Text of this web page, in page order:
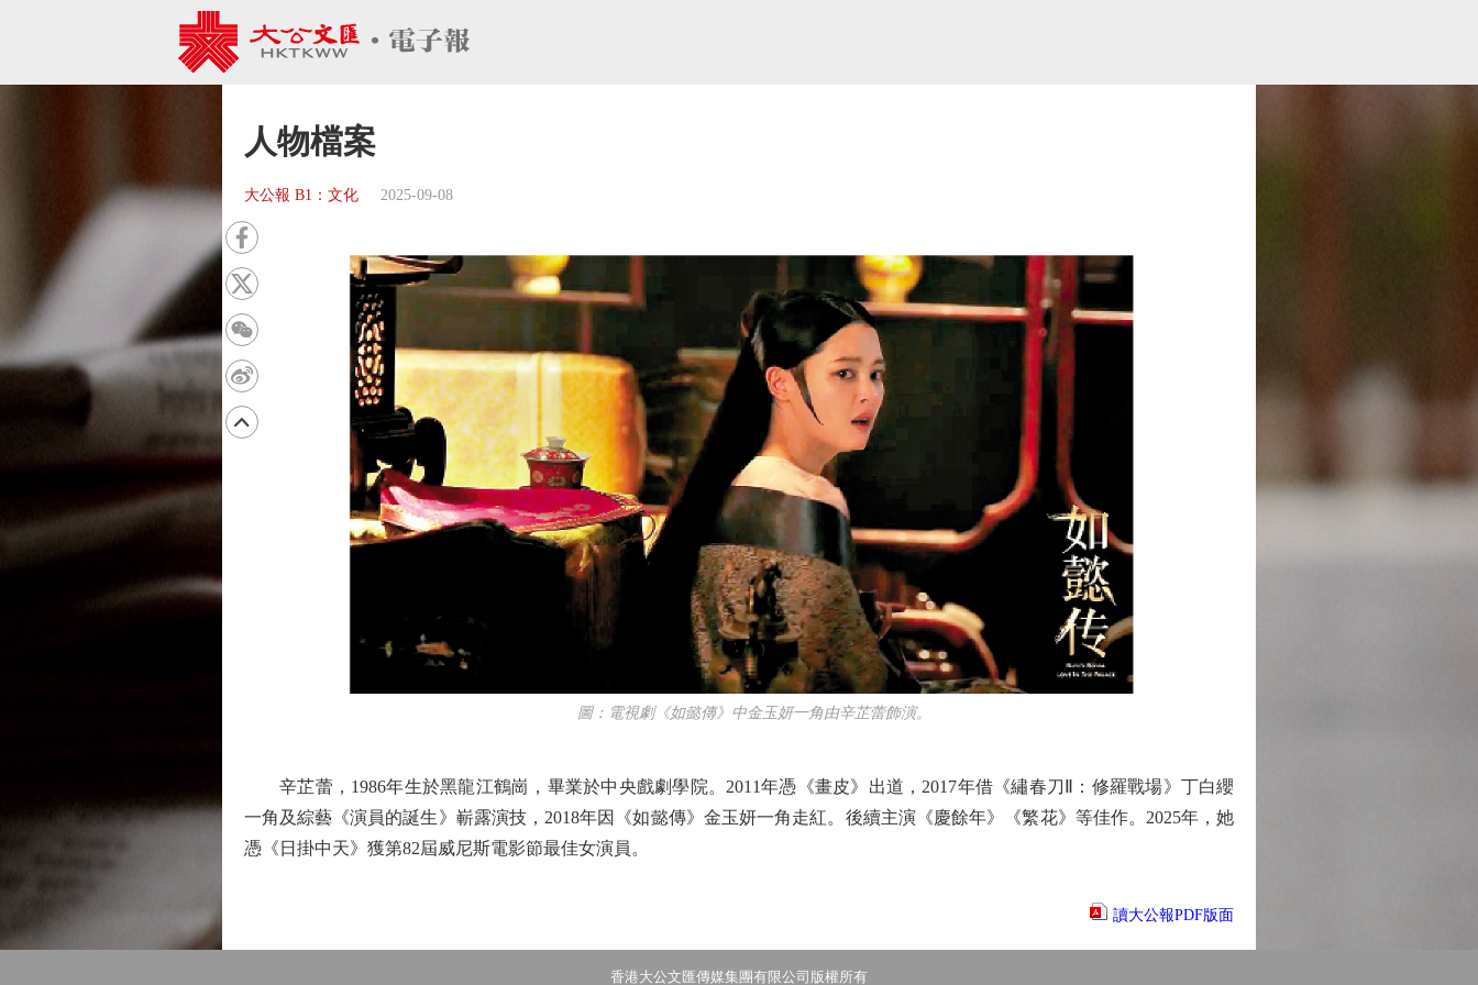
人物檔案
大公報 B1：文化 2025-09-08
圖：電視劇《如懿傳》中金玉妍一角由辛芷蕾飾演。
辛芷蕾，1986年生於黑龍江鶴崗，畢業於中央戲劇學院。2011年憑《畫皮》出道，2017年借《繡春刀Ⅱ：修羅戰場》丁白纓
一角及綜藝《演員的誕生》嶄露演技，2018年因《如懿傳》金玉妍一角走紅。後續主演《慶餘年》《繁花》等佳作。2025年，她
憑《日掛中天》獲第82屆威尼斯電影節最佳女演員。
讀大公報PDF版面
香港大公文匯傳媒集團有限公司版權所有